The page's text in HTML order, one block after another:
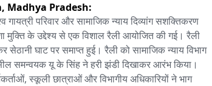
Madhya Pradesh:
गायत्री परिवार और सामाजिक न्याय दिव्यांग सशक्तिकरण
मुक्ति के उद्देश्य से एक विशाल रैली आयोजित की गई। रैली
सेठानी घाट पर समाप्त हुई। रैली को सामाजिक न्याय विभाग
समन्वयक यू के सिंह ने हरी झंडी दिखाकर आरंभ किया।
स्कूली छात्राओं और विभागीय अधिकारियों ने भाग